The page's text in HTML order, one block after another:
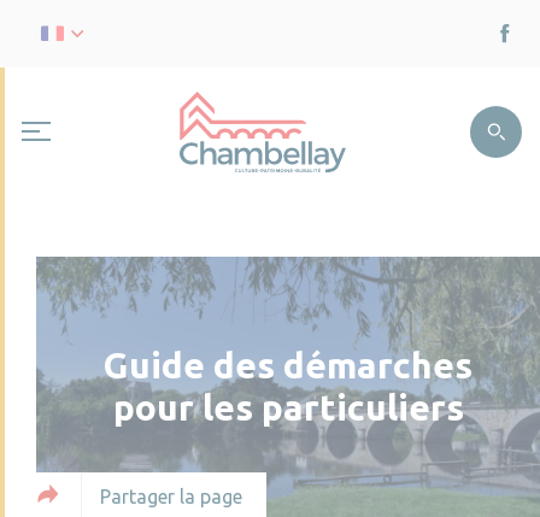
Guide des démarches
pour les particuliers
Partager la page